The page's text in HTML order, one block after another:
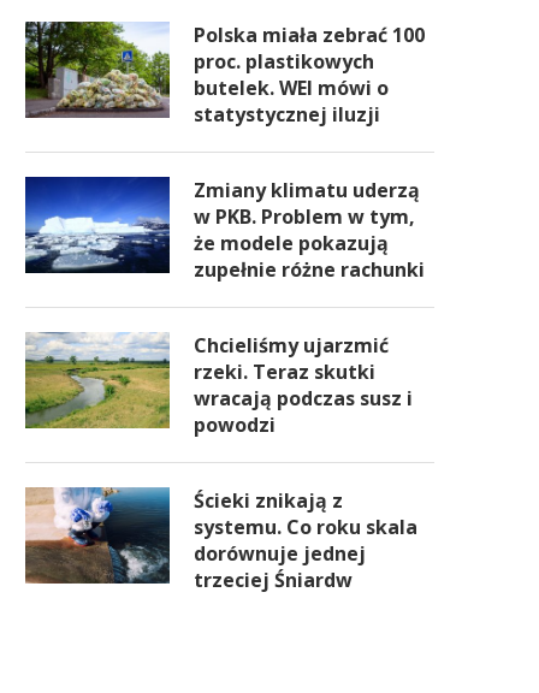
Polska miała zebrać 100
proc. plastikowych
butelek. WEI mówi o
statystycznej iluzji
Zmiany klimatu uderzą
w PKB. Problem w tym,
że modele pokazują
zupełnie różne rachunki
Chcieliśmy ujarzmić
rzeki. Teraz skutki
wracają podczas susz i
powodzi
Ścieki znikają z
systemu. Co roku skala
dorównuje jednej
trzeciej Śniardw